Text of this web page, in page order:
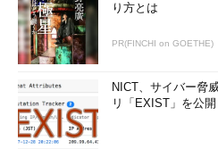
り方とは
PR(FINCHI on GOETHE)
NICT、サイバー脅
リ「EXIST」を公開